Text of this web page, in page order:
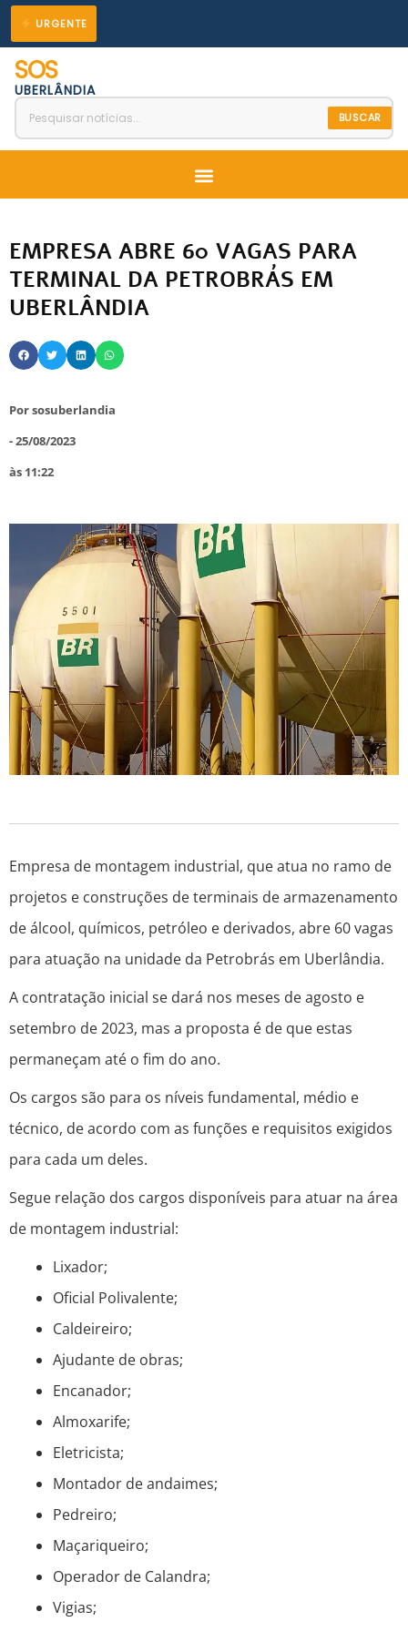
para
conteúdo
URGENTE
SOS
UBERLÂNDIA
BUSCAR
Menu
EMPRESA ABRE 60 VAGAS PARA
TERMINAL DA PETROBRÁS EM
UBERLÂNDIA
Porsosuberlandia
-25/08/2023
às 11:22
Empresa de montagem industrial, que atua no ramo de
projetos e construções de terminais de armazenamento
de álcool, químicos, petróleo e derivados, abre 60 vagas
para atuação na unidade da Petrobrás em Uberlândia.
A contratação inicial se dará nos meses de agosto e
setembro de 2023, mas a proposta é de que estas
permaneçam até o fim do ano.
Os cargos são para os níveis fundamental, médio e
técnico, de acordo com as funções e requisitos exigidos
para cada um deles.
Segue relação dos cargos disponíveis para atuar na área
de montagem industrial:
Lixador;
Oficial Polivalente;
Caldeireiro;
Ajudante de obras;
Encanador;
Almoxarife;
Eletricista;
Montador de andaimes;
Pedreiro;
Maçariqueiro;
Operador de Calandra;
Vigias;